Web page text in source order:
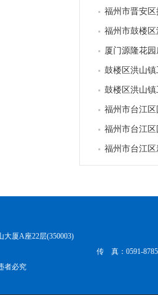
福州市晋安区
福州市鼓楼
厦门源隆花
鼓楼区洪山
鼓楼区洪山
福州市台江
福州市台江
福州市台江
厦A座22层(350003)
传 真：0591-
者必究